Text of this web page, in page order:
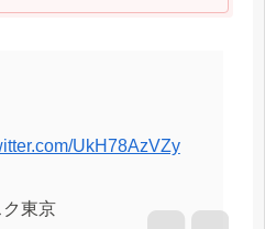
UkH78AzVZy
東京